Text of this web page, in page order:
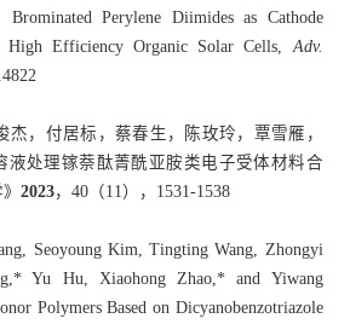
Perylene Diimides as Cathode
High Efficiency Organic Solar Cells,Adv.
杰，付居标，蔡春生，陈玫玲，覃雪雁，
液处理镓萘酞菁酰亚胺类电子受体材料合
》2023，40（11），1531-1538
Seoyoung Kim, Tingting Wang, Zhongyi
Yu Hu, Xiaohong Zhao,* and Yiwang
Polymers Based on Dicyanobenzotriazole